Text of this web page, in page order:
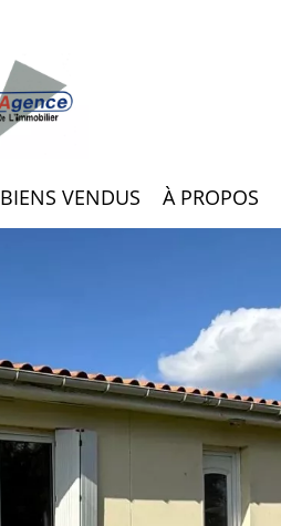
BIENS VENDUS À PROPOS